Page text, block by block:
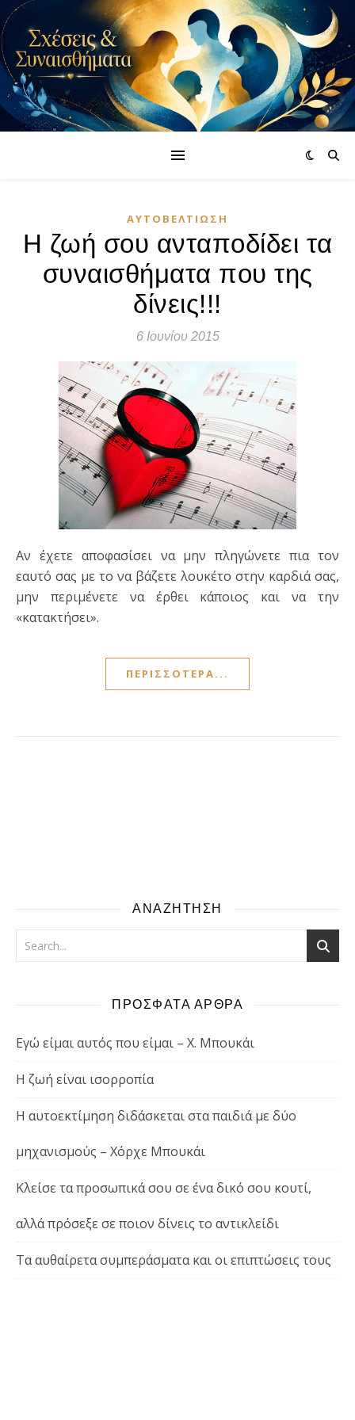
ΑΥΤΟΒΕΛΤΊΩΣΗ
Η ζωή σου ανταποδίδει τα
συναισθήματα που της
δίνεις!!!
6 Ιουνίου 2015
Αν έχετε αποφασίσει να μην πληγώνετε πια τον
εαυτό σας με το να βάζετε λουκέτο στην καρδιά σας,
μην περιμένετε να έρθει κά­ποιος και να την
«κατακτήσει».
ΠΕΡΙΣΣΌΤΕΡΑ...
ΑΝΑΖΗΤΗΣΗ
ΠΡΟΣΦΑΤΑ ΑΡΘΡΑ
Εγώ είμαι αυτός που είμαι – Χ. Μπουκάι
Η ζωή είναι ισορροπία
Η αυτοεκτίμηση διδάσκεται στα παιδιά με δύο
μηχανισμούς – Χόρχε Μπουκάι
Κλείσε τα προσωπικά σου σε ένα δικό σου κουτί,
αλλά πρόσεξε σε ποιον δίνεις το αντικλείδι
Τα αυθαίρετα συμπεράσματα και οι επιπτώσεις τους